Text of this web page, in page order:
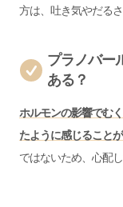
方は、吐き気やだる
プラノバー
ある？
ホルモンの影響でむ
たように感じること
ではないため、心配